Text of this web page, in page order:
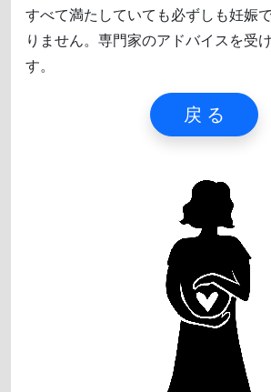
すべて満たしていても必ずしも妊娠
りません。専門家のアドバイスを受
す。